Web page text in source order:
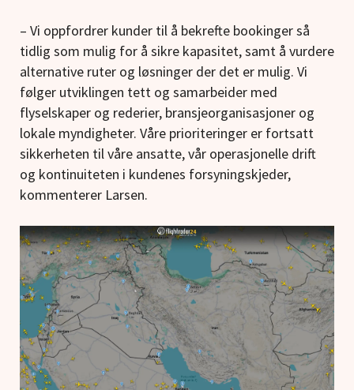
– Vi oppfordrer kunder til å bekrefte bookinger så
tidlig som mulig for å sikre kapasitet, samt å vurdere
alternative ruter og løsninger der det er mulig. Vi
følger utviklingen tett og samarbeider med
flyselskaper og rederier, bransjeorganisasjoner og
lokale myndigheter. Våre prioriteringer er fortsatt
sikkerheten til våre ansatte, vår operasjonelle drift
og kontinuiteten i kundenes forsyningskjeder,
kommenterer Larsen.